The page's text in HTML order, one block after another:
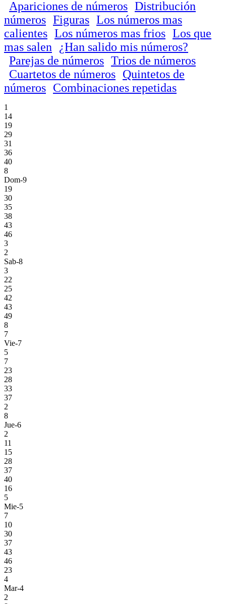
Apariciones de números Distribución
números Figuras Los números mas
calientes Los números mas frios Los que
mas salen
¿Han salido mis números?
Parejas de números Trios de números
Cuartetos de números Quintetos de
números Combinaciones repetidas
1
14
19
29
31
36
40
8
Dom-9
19
30
35
38
43
46
3
2
Sab-8
3
22
25
42
43
49
8
7
Vie-7
5
7
23
28
33
37
2
8
Jue-6
2
11
15
28
37
40
16
5
Mie-5
7
10
30
37
43
46
23
4
Mar-4
2